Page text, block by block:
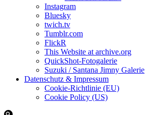
Instagram
Bluesky
twich.tv
Tumblr.com
FlickR
This Website at archive.org
QuickShot-Fotogalerie
Suzuki / Santana Jimny Galerie
Datenschutz & Impressum
Cookie-Richtlinie (EU)
Cookie Policy (US)